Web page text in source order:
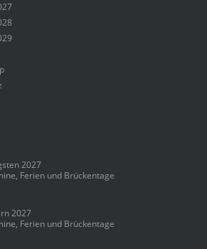
2027
Ferien und Brückentage
2027
Ferien und Brückentage